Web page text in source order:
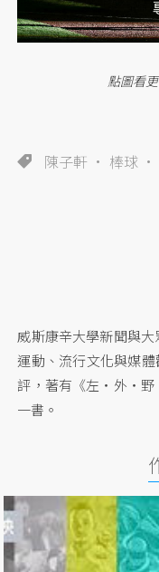
點圖看
陳子軒 棒球
威斯康辛大學新聞與
運動、流行文化與媒
評，著有《左‧外‧野
一書。